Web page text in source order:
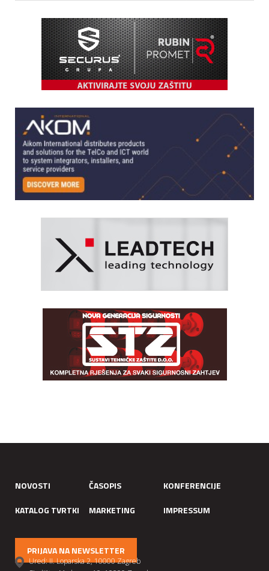
NOVOSTI ČASOPIS
KONFERENCIJE
KATALOG TVRTKI
MARKETING IMPRESSUM
PRIJAVA NA NEWSLETTER
Ured: II. Loparska 2, 10000 Zagreb